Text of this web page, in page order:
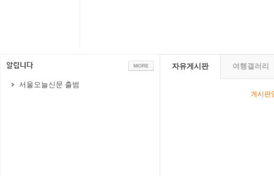
서울오늘신문 출범
자유게시판 여행갤러리
게시판